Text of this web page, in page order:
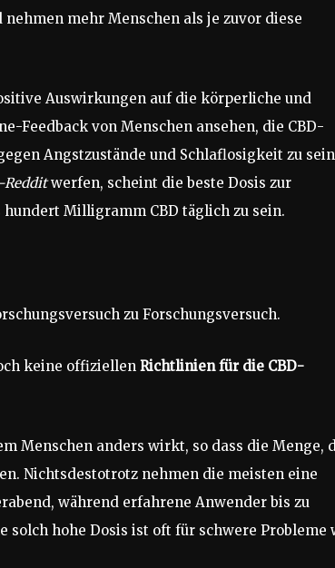
mehr Menschen als je zuvor diese
Auswirkungen auf die körperliche und
Feedback von Menschen ansehen, die CBD-
Angstzustände und Schlaflosigkeit zu
Redditwerfen, scheint die beste Dosis zur
Milligramm CBD täglich zu sein.
zu Forschungsversuch.
keine offiziellen Richtlinien für die CBD-
Menschen anders wirkt, so dass die Menge,
Nichtsdestotrotz nehmen die meisten eine
während erfahrene Anwender bis zu
hohe Dosis ist oft für schwere Probleme